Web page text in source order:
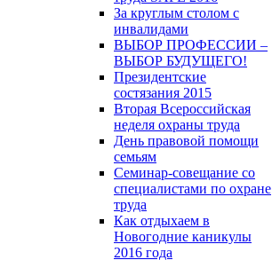
За круглым столом с
инвалидами
ВЫБОР ПРОФЕССИИ –
ВЫБОР БУДУЩЕГО!
Президентские
состязания 2015
Вторая Всероссийская
неделя охраны труда
День правовой помощи
семьям
Семинар-совещание со
специалистами по охране
труда
Как отдыхаем в
Новогодние каникулы
2016 года